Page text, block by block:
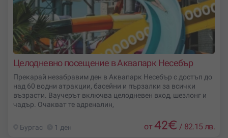
Целодневно посещение в Аквапарк Несебър
Прекарай незабравим ден в Аквапарк Несебър с достъп до
над 60 водни атракции, басейни и пързалки за всички
възрасти. Ваучерът включва целодневен вход, шезлонг и
чадър. Очакват те адреналин,
Бургас 1 ден от 42€ / 82.15 лв.